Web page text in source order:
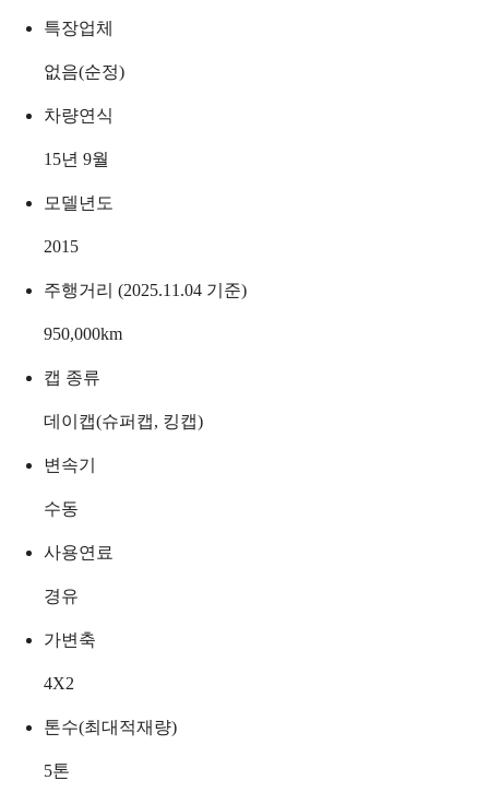
특장업체
없음(순정)
차량연식
15년 9월
모델년도
2015
주행거리 (2025.11.04 기준)
950,000km
캡 종류
데이캡(슈퍼캡, 킹캡)
변속기
수동
사용연료
경유
가변축
4X2
톤수(최대적재량)
5톤